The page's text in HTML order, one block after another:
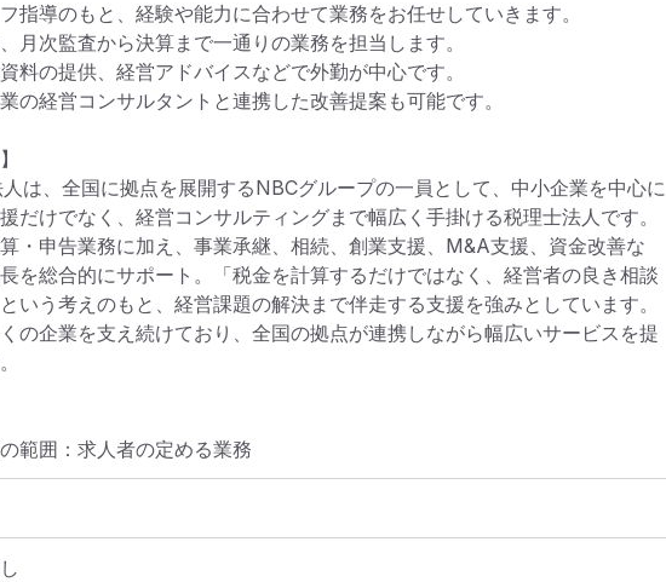
指導のもと、経験や能力に合わせて業務をお任せしていきます。
月次監査から決算まで一通りの業務を担当します。
料の提供、経営アドバイスなどで外勤が中心です。
の経営コンサルタントと連携した改善提案も可能です。
は、全国に拠点を展開するNBCグループの一員として、中小企業を中心に
だけでなく、経営コンサルティングまで幅広く手掛ける税理士法人です。
・申告業務に加え、事業承継、相続、創業支援、M&A支援、資金改善な
を総合的にサポート。「税金を計算するだけではなく、経営者の良き相談
いう考えのもと、経営課題の解決まで伴走する支援を強みとしています。
の企業を支え続けており、全国の拠点が連携しながら幅広いサービスを提
範囲：求人者の定める業務